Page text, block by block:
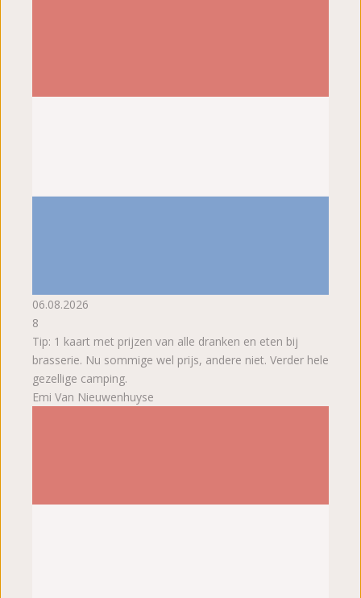
06.08.2026
8
Tip: 1 kaart met prijzen van alle dranken en eten bij
brasserie. Nu sommige wel prijs, andere niet. Verder hele
gezellige camping.
Emi Van Nieuwenhuyse